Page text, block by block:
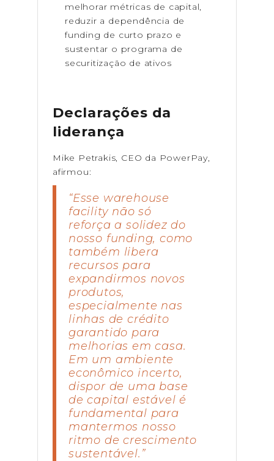
melhorar métricas de capital,
reduzir a dependência de
funding de curto prazo e
sustentar o programa de
securitização de ativos
Declarações da
liderança
Mike Petrakis, CEO da PowerPay,
afirmou:
“Esse warehouse
facility não só
reforça a solidez do
nosso funding, como
também libera
recursos para
expandirmos novos
produtos,
especialmente nas
linhas de crédito
garantido para
melhorias em casa.
Em um ambiente
econômico incerto,
dispor de uma base
de capital estável é
fundamental para
mantermos nosso
ritmo de crescimento
sustentável.”